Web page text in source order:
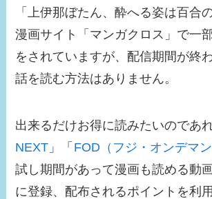
「上伊那ぼたん、酔へる姿は百合
漫画サイト「マンガクロス」で一
をされていますが、配信期間が終
話を読む方法はありません。
出来るだけお得に読みたいのであ
NEXT 」「 FOD（フジ・オンデマ
試し期間があって漫画も読める動
に登録、配布されるポイントを利